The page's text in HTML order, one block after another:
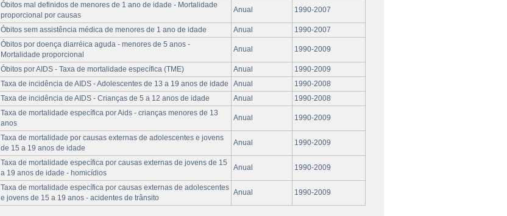
Óbitos mal definidos de menores de 1 ano de idade - Mortalidade
proporcional por causas
Anual 1990-2007
Óbitos sem assistência médica de menores de 1 ano de idade Anual 1990-2007
Óbitos por doença diarréica aguda - menores de 5 anos -
Mortalidade proporcional
Anual 1990-2009
Óbitos por AIDS - Taxa de mortalidade específica (TME) Anual
1990-2009
Taxa de incidência de AIDS - Adolescentes de 13 a 19 anos de idade Anual
1990-2008
Taxa de incidência de AIDS - Crianças de 5 a 12 anos de idade Anual 1990-2008
Taxa de mortalidade específica por Aids - crianças menores de 13
anos
Anual 1990-2009
Taxa de mortalidade por causas externas de adolescentes e jovens
de 15 a 19 anos de idade
Anual 1990-2009
Taxa de mortalidade específica por causas externas de jovens de 15
a 19 anos de idade - homicídios
Anual 1990-2009
Taxa de mortalidade específica por causas externas de adolescentes
e jovens de 15 a 19 anos - acidentes de trânsito
Anual 1990-2009